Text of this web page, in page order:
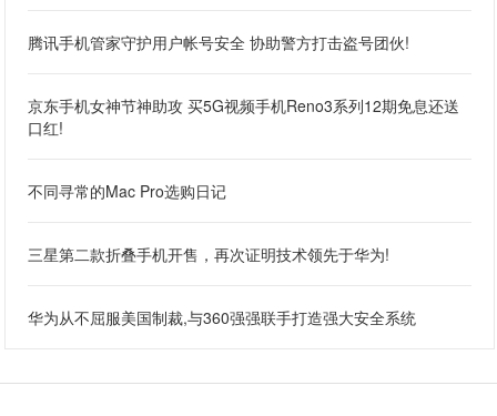
腾讯手机管家守护用户帐号安全 协助警方打击盗号团伙!
京东手机女神节神助攻 买5G视频手机Reno3系列12期免息还送
口红!
不同寻常的Mac Pro选购日记
三星第二款折叠手机开售，再次证明技术领先于华为!
华为从不屈服美国制裁,与360强强联手打造强大安全系统